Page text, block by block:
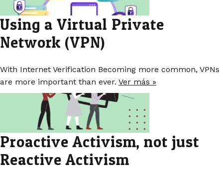
Using a Virtual Private
Network (VPN)
With Internet Verification Becoming more common, VPNs
are more important than ever. Ver más »
Proactive Activism, not just
Reactive Activism